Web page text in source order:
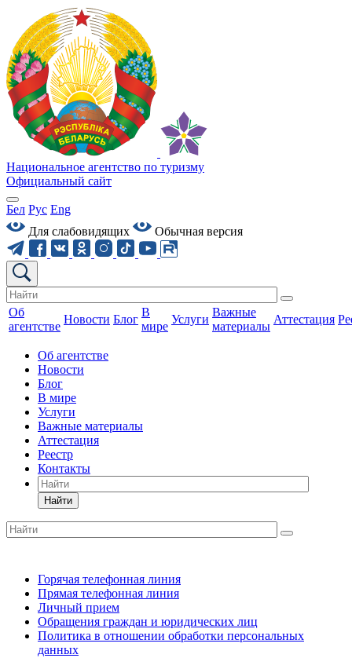
Национальное агентство по туризму
Официальный сайт
Бел Рус Eng
Для слабовидящих
Обычная версия
Об
агентстве
Новости Блог
В
мире
Услуги
Важные
материалы
Аттестация
Об агентстве
Новости
Блог
В мире
Услуги
Важные материалы
Аттестация
Реестр
Контакты
Найти
Горячая телефонная линия
Прямая телефонная линия
Личный прием
Обращения граждан и юридических лиц
Политика в отношении обработки персональных
данных